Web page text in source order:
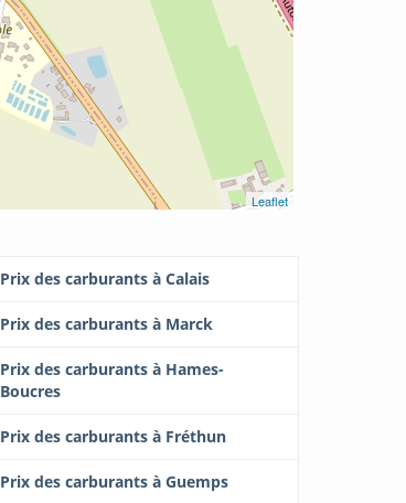
Leaflet
Prix des carburants à Calais
Prix des carburants à Marck
Prix des carburants à Hames-
Boucres
Prix des carburants à Fréthun
Prix des carburants à Guemps